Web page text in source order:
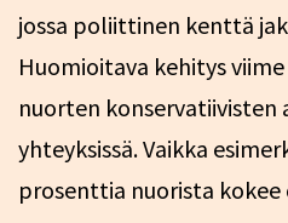
jossa poliittinen kenttä
Huomioitava kehitys
nuorten konservatiivisten
yhteyksissä. Vaikka
prosenttia nuorista